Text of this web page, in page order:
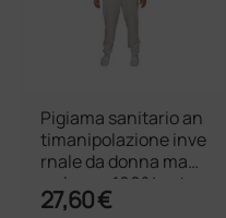
Pigiama sanitario an
timanipolazione inve
rnale da donna mani
ca lunga 100% coton
e felpato
27,60 €